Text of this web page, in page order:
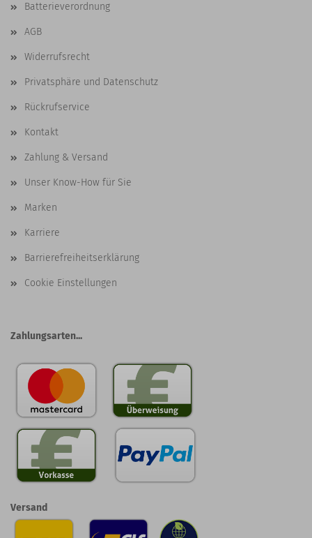
Batterieverordnung
AGB
Widerrufsrecht
Privatsphäre und Datenschutz
Rückrufservice
Kontakt
Zahlung & Versand
Unser Know-How für Sie
Marken
Karriere
Barrierefreiheitserklärung
Cookie Einstellungen
Zahlungsarten...
Versand